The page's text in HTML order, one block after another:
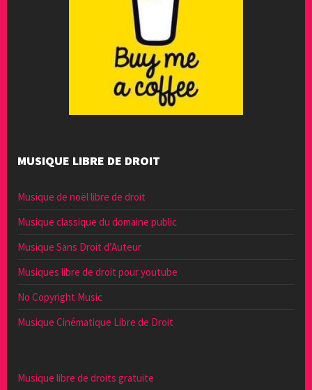
MUSIQUE LIBRE DE DROIT
Musique de noël libre de droit
Musique classique du domaine public
Musique Sans Droit d’Auteur
Musiques libre de droit pour youtube
No Copyright Music
Musique Cinématique Libre de Droit
Musique libre de droits gratuite